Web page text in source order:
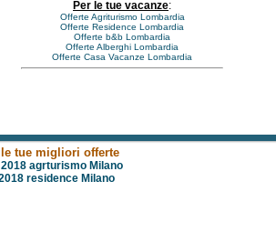
Per le tue vacanze:
Offerte Agriturismo Lombardia
Offerte Residence Lombardia
Offerte b&b Lombardia
Offerte Alberghi Lombardia
Offerte Casa Vacanze Lombardia
tue migliori offerte
agrturismo Milano
residence Milano